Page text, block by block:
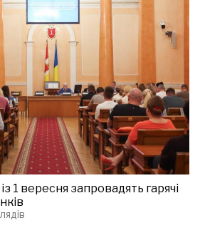
1 вересня запровадять гарячі